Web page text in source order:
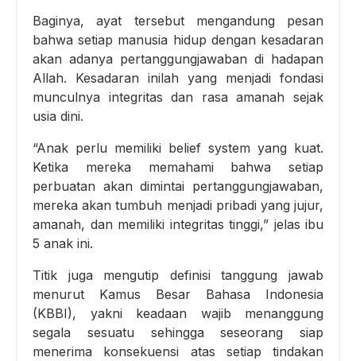
Baginya, ayat tersebut mengandung pesan
bahwa setiap manusia hidup dengan kesadaran
akan adanya pertanggungjawaban di hadapan
Allah. Kesadaran inilah yang menjadi fondasi
munculnya integritas dan rasa amanah sejak
usia dini.
“Anak perlu memiliki belief system yang kuat.
Ketika mereka memahami bahwa setiap
perbuatan akan dimintai pertanggungjawaban,
mereka akan tumbuh menjadi pribadi yang jujur,
amanah, dan memiliki integritas tinggi,” jelas ibu
5 anak ini.
Titik juga mengutip definisi tanggung jawab
menurut Kamus Besar Bahasa Indonesia
(KBBI), yakni keadaan wajib menanggung
segala sesuatu sehingga seseorang siap
menerima konsekuensi atas setiap tindakan